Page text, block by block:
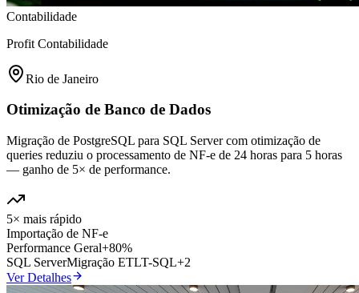
Contabilidade
Profit Contabilidade
Rio de Janeiro
Otimização de Banco de Dados
Migração de PostgreSQL para SQL Server com otimização de
queries reduziu o processamento de NF-e de 24 horas para 5 horas
— ganho de 5× de performance.
5× mais rápido
Importação de NF-e
Performance Geral+80%
SQL ServerMigração ETLT-SQL+2
Ver Detalhes